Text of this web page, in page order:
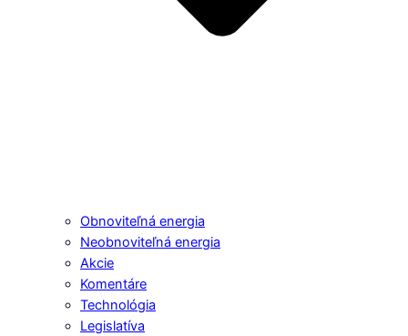
Obnoviteľná energia
Neobnoviteľná energia
Akcie
Komentáre
Technológia
Legislatíva